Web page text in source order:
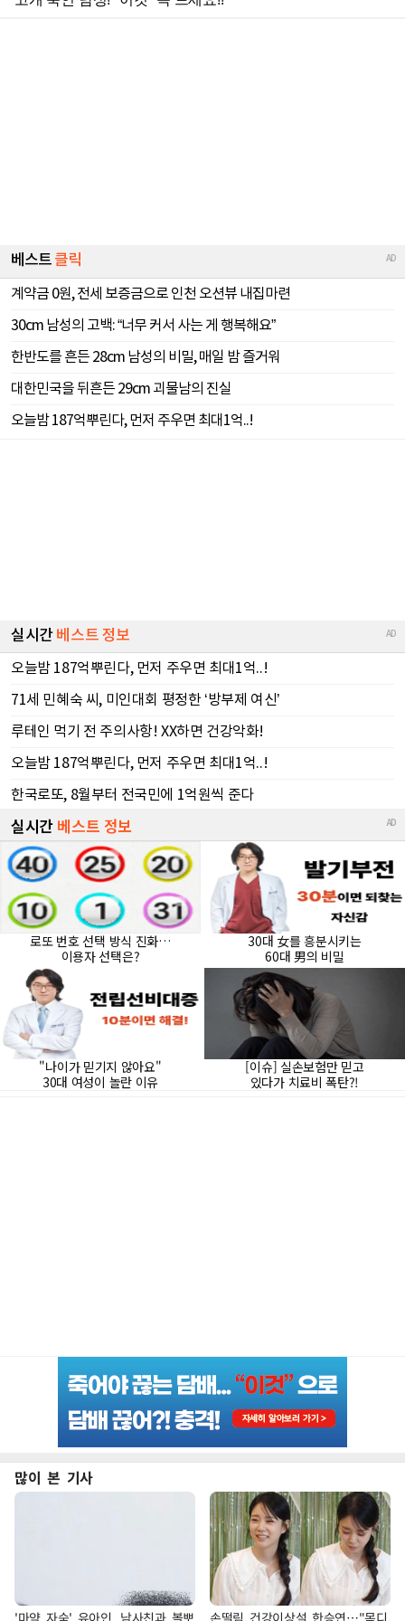
많이 본 기사
'마약 자숙' 유아인, 남사친과 볼뽀 손떨림 건강이상설 한승연…"목디